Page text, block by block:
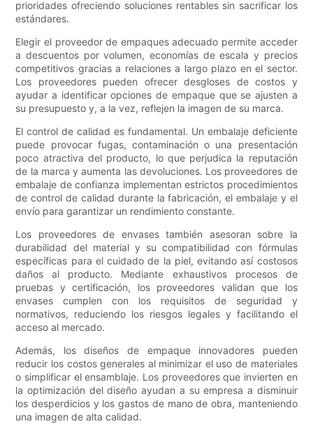
prioridades ofreciendo soluciones rentables sin sacrificar los
estándares.
Elegir el proveedor de empaques adecuado permite acceder
a descuentos por volumen, economías de escala y precios
competitivos gracias a relaciones a largo plazo en el sector.
Los proveedores pueden ofrecer desgloses de costos y
ayudar a identificar opciones de empaque que se ajusten a
su presupuesto y, a la vez, reflejen la imagen de su marca.
El control de calidad es fundamental. Un embalaje deficiente
puede provocar fugas, contaminación o una presentación
poco atractiva del producto, lo que perjudica la reputación
de la marca y aumenta las devoluciones. Los proveedores de
embalaje de confianza implementan estrictos procedimientos
de control de calidad durante la fabricación, el embalaje y el
envío para garantizar un rendimiento constante.
Los proveedores de envases también asesoran sobre la
durabilidad del material y su compatibilidad con fórmulas
específicas para el cuidado de la piel, evitando así costosos
daños al producto. Mediante exhaustivos procesos de
pruebas y certificación, los proveedores validan que los
envases cumplen con los requisitos de seguridad y
normativos, reduciendo los riesgos legales y facilitando el
acceso al mercado.
Además, los diseños de empaque innovadores pueden
reducir los costos generales al minimizar el uso de materiales
o simplificar el ensamblaje. Los proveedores que invierten en
la optimización del diseño ayudan a su empresa a disminuir
los desperdicios y los gastos de mano de obra, manteniendo
una imagen de alta calidad.